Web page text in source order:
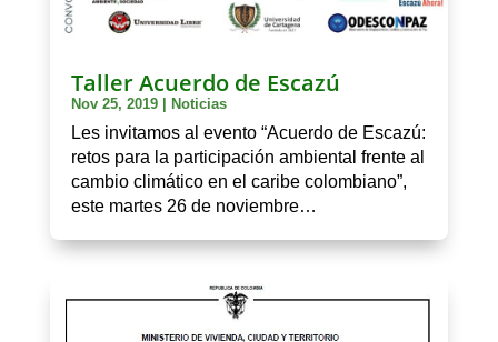
Taller Acuerdo de Escazú
Nov 25, 2019| Noticias
Les invitamos al evento “Acuerdo de Escazú:
retos para la participación ambiental frente al
cambio climático en el caribe colombiano”,
este martes 26 de noviembre…